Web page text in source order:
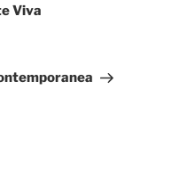
Viva